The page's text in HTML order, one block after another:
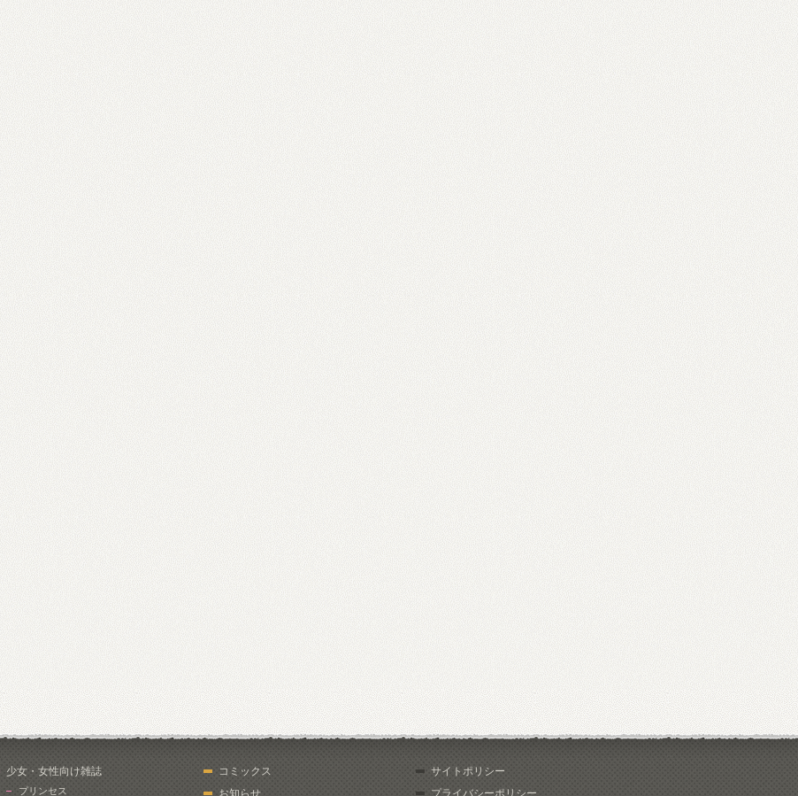
少女・女性向け雑誌
プリンセス
コミックス
お知らせ
サイトポリシー
プライバシーポリシー